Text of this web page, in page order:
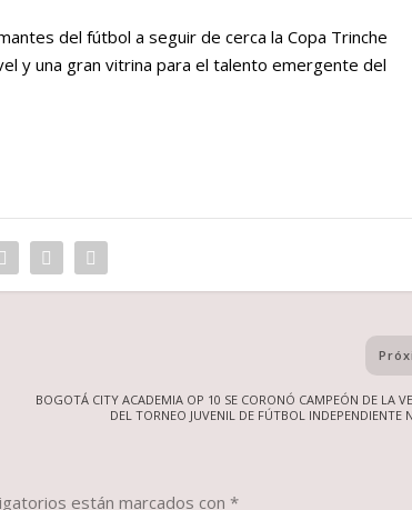
del fútbol a seguir de cerca la Copa Trinche
y una gran vitrina para el talento emergente del
BOGOTÁ CITY ACADEMIA OP 10 SE CORONÓ CAMPEÓN DE LA
DEL TORNEO JUVENIL DE FÚTBOL INDEPENDIENTE
están marcados con*